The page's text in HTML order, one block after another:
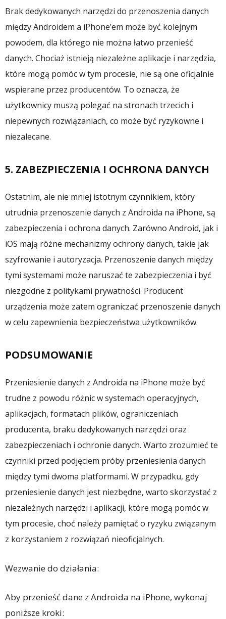
Brak dedykowanych narzędzi do przenoszenia danych
między Androidem a iPhone’em może być kolejnym
powodem, dla którego nie można łatwo przenieść
danych. Chociaż istnieją niezależne aplikacje i narzędzia,
które mogą pomóc w tym procesie, nie są one oficjalnie
wspierane przez producentów. To oznacza, że
użytkownicy muszą polegać na stronach trzecich i
niepewnych rozwiązaniach, co może być ryzykowne i
niezalecane.
5. ZABEZPIECZENIA I OCHRONA DANYCH
Ostatnim, ale nie mniej istotnym czynnikiem, który
utrudnia przenoszenie danych z Androida na iPhone, są
zabezpieczenia i ochrona danych. Zarówno Android, jak i
iOS mają różne mechanizmy ochrony danych, takie jak
szyfrowanie i autoryzacja. Przenoszenie danych między
tymi systemami może naruszać te zabezpieczenia i być
niezgodne z politykami prywatności. Producent
urządzenia może zatem ograniczać przenoszenie danych
w celu zapewnienia bezpieczeństwa użytkowników.
PODSUMOWANIE
Przeniesienie danych z Androida na iPhone może być
trudne z powodu różnic w systemach operacyjnych,
aplikacjach, formatach plików, ograniczeniach
producenta, braku dedykowanych narzędzi oraz
zabezpieczeniach i ochronie danych. Warto zrozumieć te
czynniki przed podjęciem próby przeniesienia danych
między tymi dwoma platformami. W przypadku, gdy
przeniesienie danych jest niezbędne, warto skorzystać z
niezależnych narzędzi i aplikacji, które mogą pomóc w
tym procesie, choć należy pamiętać o ryzyku związanym
z korzystaniem z rozwiązań nieoficjalnych.
Wezwanie do działania:
Aby przenieść dane z Androida na iPhone, wykonaj
poniższe kroki: